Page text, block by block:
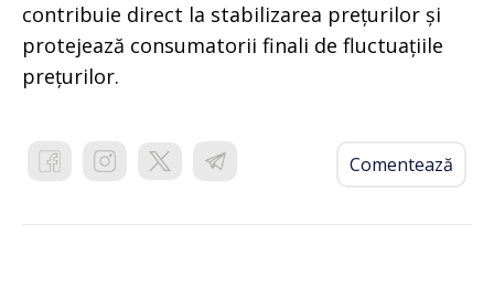
contribuie direct la stabilizarea prețurilor și
protejează consumatorii finali de fluctuațiile
prețurilor.
Comentează